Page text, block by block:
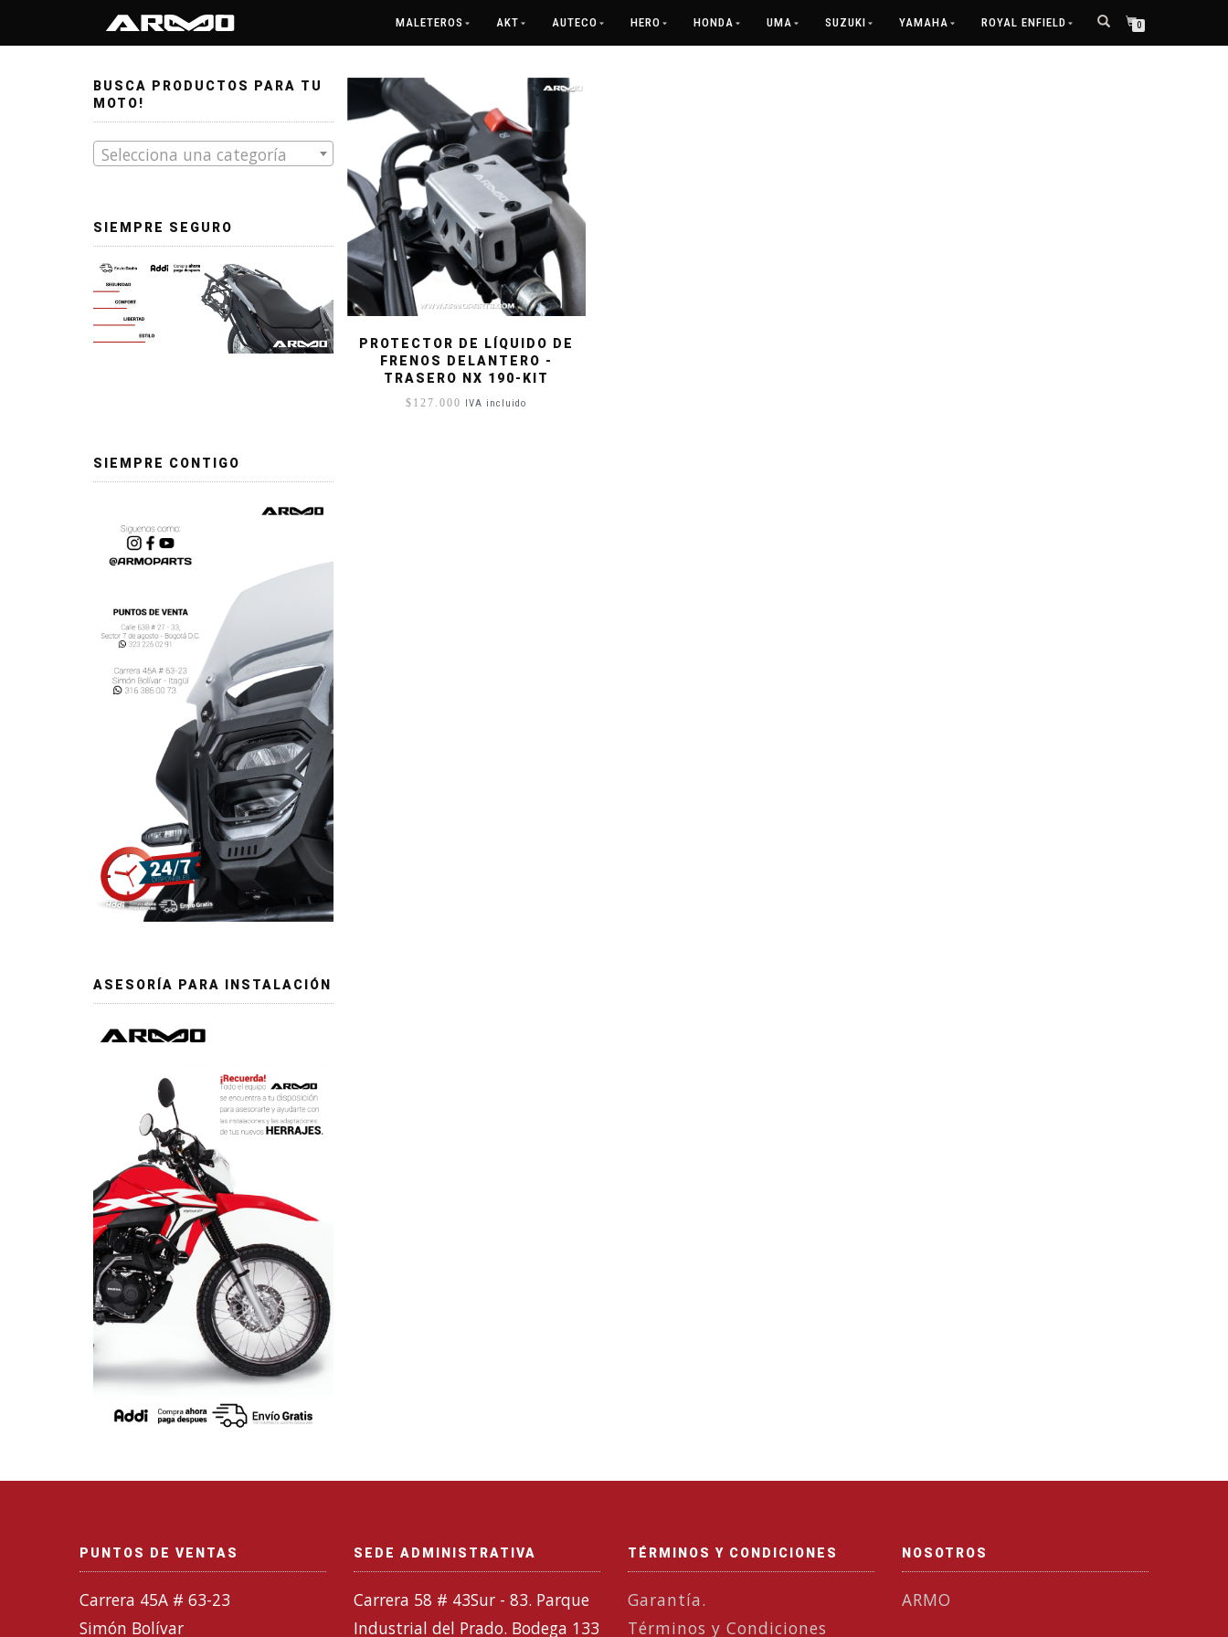
MALETEROS AKT AUTECO HERO HONDA UMA SUZUKI YAMAHA ROYAL ENFIELD 0
Inicio/ Productos etiquetados “LIQUIDOS”
PROTECTOR DE LÍQUIDO DE
FRENOS DELANTERO -
TRASERO NX 190-KIT
$ 127.000 IVA incluido
BUSCA PRODUCTOS PARA TU
MOTO!
Selecciona una categoría
SIEMPRE SEGURO
SIEMPRE CONTIGO
ASESORÍA PARA INSTALACIÓN
PUNTOS DE VENTAS
Carrera 45A # 63-23
Simón Bolívar
SEDE ADMINISTRATIVA
Carrera 58 # 43Sur - 83. Parque
Industrial del Prado. Bodega 133
TÉRMINOS Y CONDICIONES
Garantía.
Términos y Condiciones
NOSOTROS
ARMO